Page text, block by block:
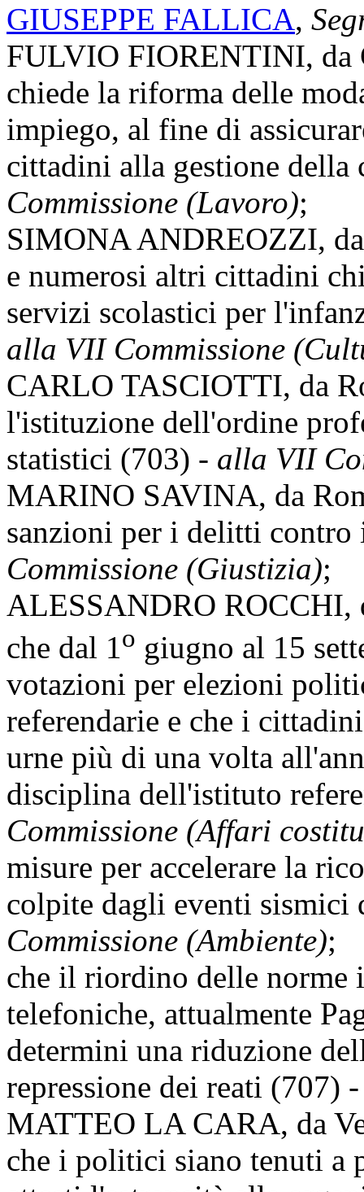
GIUSEPPE FALLICA,
FULVIO FIORENTINI, da
chiede la riforma delle
impiego, al fine di
cittadini alla gestione
Commissione (Lavoro);
SIMONA ANDREOZZI,
e numerosi altri cittadini
servizi scolastici per
alla VII Commissione
CARLO TASCIOTTI, da
l'istituzione dell'ordine
statistici (703) - alla VII
MARINO SAVINA, da
sanzioni per i delitti
Commissione (Giustizia);
ALESSANDRO ROCCHI,
che dal 1o giugno al 15
votazioni per elezioni
referendarie e che i
urne più di una volta
disciplina dell'istituto
Commissione (Affari
misure per accelerare la
colpite dagli eventi sismici
Commissione (Ambiente);
che il riordino delle norme
telefoniche, attualmente
determini una riduzione
repressione dei reati (707)
MATTEO LA CARA, da
che i politici siano tenuti a